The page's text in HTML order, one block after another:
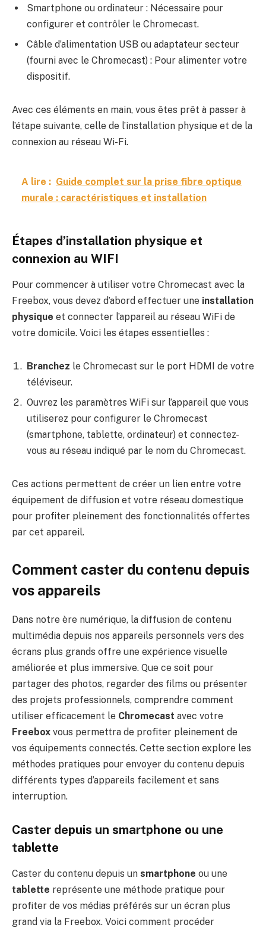
Smartphone ou ordinateur : Nécessaire pour
configurer et contrôler le Chromecast.
Câble d’alimentation USB ou adaptateur secteur
(fourni avec le Chromecast) : Pour alimenter votre
dispositif.
Avec ces éléments en main, vous êtes prêt à passer à
l’étape suivante, celle de l’installation physique et de la
connexion au réseau Wi-Fi.
A lire : Guide complet sur la prise fibre optique
murale : caractéristiques et installation
Étapes d’installation physique et
connexion au WIFI
Pour commencer à utiliser votre Chromecast avec la
Freebox, vous devez d’abord effectuer une installation
physique et connecter l’appareil au réseau WiFi de
votre domicile. Voici les étapes essentielles :
Branchez le Chromecast sur le port HDMI de votre
téléviseur.
Ouvrez les paramètres WiFi sur l’appareil que vous
utiliserez pour configurer le Chromecast
(smartphone, tablette, ordinateur) et connectez-
vous au réseau indiqué par le nom du Chromecast.
Ces actions permettent de créer un lien entre votre
équipement de diffusion et votre réseau domestique
pour profiter pleinement des fonctionnalités offertes
par cet appareil.
Comment caster du contenu depuis
vos appareils
Dans notre ère numérique, la diffusion de contenu
multimédia depuis nos appareils personnels vers des
écrans plus grands offre une expérience visuelle
améliorée et plus immersive. Que ce soit pour
partager des photos, regarder des films ou présenter
des projets professionnels, comprendre comment
utiliser efficacement le Chromecast avec votre
Freebox vous permettra de profiter pleinement de
vos équipements connectés. Cette section explore les
méthodes pratiques pour envoyer du contenu depuis
différents types d’appareils facilement et sans
interruption.
Caster depuis un smartphone ou une
tablette
Caster du contenu depuis un smartphone ou une
tablette représente une méthode pratique pour
profiter de vos médias préférés sur un écran plus
grand via la Freebox. Voici comment procéder